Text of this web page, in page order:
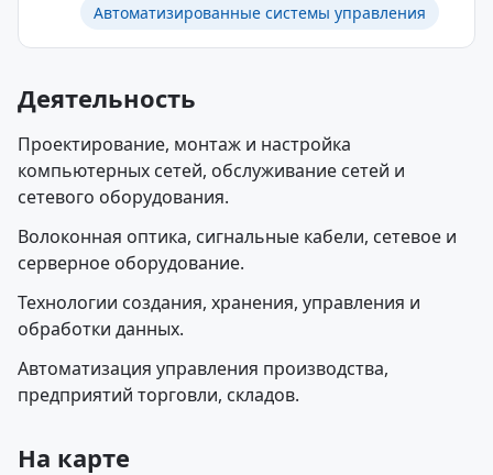
Автоматизированные системы управления
Деятельность
Проектирование, монтаж и настройка
компьютерных сетей, обслуживание сетей и
сетевого оборудования.
Волоконная оптика, сигнальные кабели, сетевое и
серверное оборудование.
Технологии создания, хранения, управления и
обработки данных.
Автоматизация управления производства,
предприятий торговли, складов.
На карте